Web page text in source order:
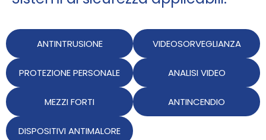
ANTINTRUSIONE VIDEOSORVEGLIANZA
PROTEZIONE PERSONALE ANALISI VIDEO
MEZZI FORTI ANTINCENDIO
DISPOSITIVI ANTIMALORE